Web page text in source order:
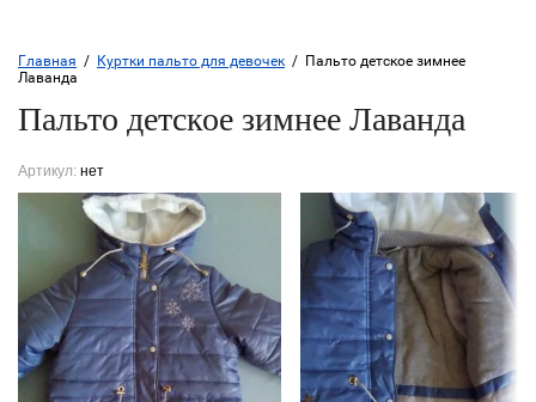
Главная
  /
Куртки пальто для девочек
  /  Пальто детское зимнее
Лаванда
Пальто детское зимнее Лаванда
Артикул: нет